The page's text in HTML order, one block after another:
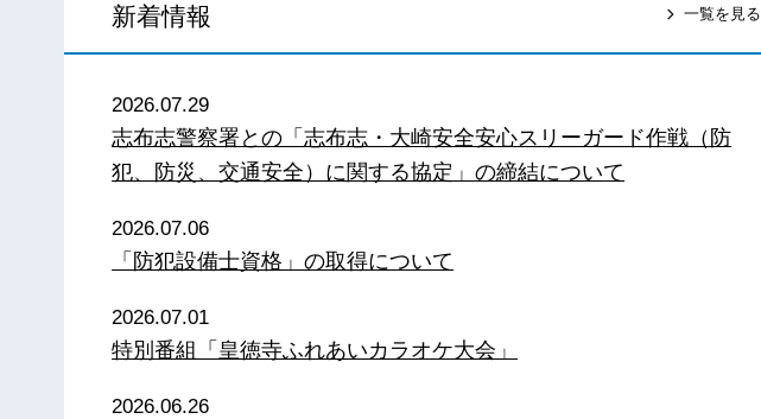
新着情報 一覧を見る
2026.07.29
志布志警察署との「志布志・大崎安全安心スリーガード作戦（防
犯、防災、交通安全）に関する協定」の締結について
2026.07.06
「防犯設備士資格」の取得について
2026.07.01
特別番組「皇徳寺ふれあいカラオケ大会」
2026.06.26